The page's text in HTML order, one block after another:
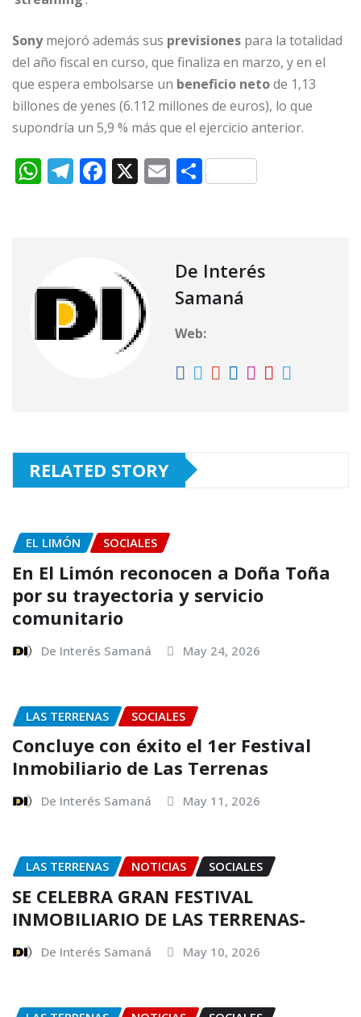
Sonymejoró además sus previsiones para la totalidad
del año fiscal en curso, que finaliza en marzo, y en el
que espera embolsarse un beneficio netode 1,13
billones de yenes (6.112 millones de euros), lo que
supondría un 5,9 % más que el ejercicio anterior.
W
p
p
T
m
F
b
o
k
X E C
ar
ti
r
De Interés
Samaná
Web:
RELATED STORY
EL LIMÓN SOCIALES
En El Limón reconocen a Doña Toña
por su trayectoria y servicio
comunitario
De Interés Samaná May 24, 2026
LAS TERRENAS SOCIALES
Concluye con éxito el 1er Festival
Inmobiliario de Las Terrenas
De Interés Samaná May 11, 2026
LAS TERRENAS NOTICIAS SOCIALES
SE CELEBRA GRAN FESTIVAL
INMOBILIARIO DE LAS TERRENAS-
De Interés Samaná May 10, 2026